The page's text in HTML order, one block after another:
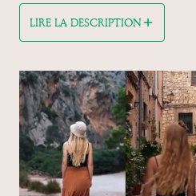
LIRE LA DESCRIPTION